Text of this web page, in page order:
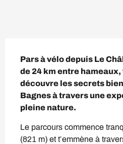
Pars à vélo depuis Le
de 24 km entre
découvre les secrets
Bagnes à travers une
pleine nature.
Le parcours commence
(821 m) et t’emmène à